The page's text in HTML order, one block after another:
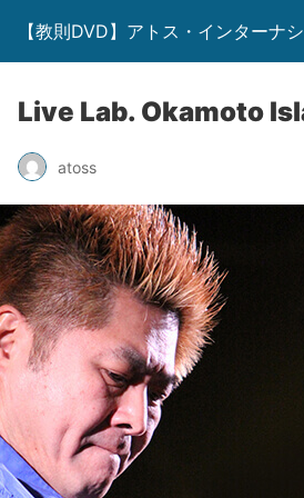
【教則DVD】アトス・インターナ
Live Lab. Okamoto
atoss